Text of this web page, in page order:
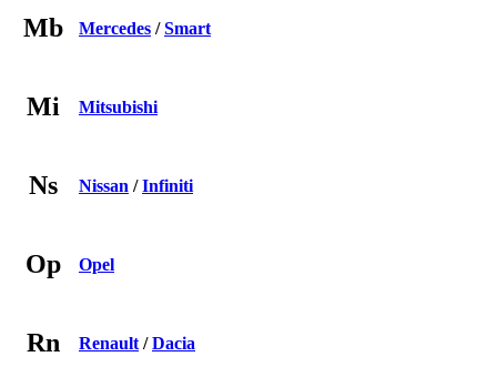
Mb Mercedes /Smart
Mi Mitsubishi
Ns Nissan /Infiniti
Op Opel
Rn Renault /Dacia